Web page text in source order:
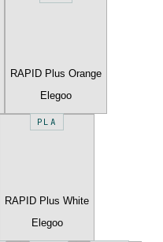
RAPID Plus Orange
Elegoo
PLA
RAPID Plus White
Elegoo